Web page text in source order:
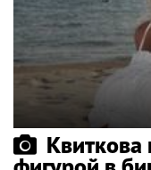
Квиткова